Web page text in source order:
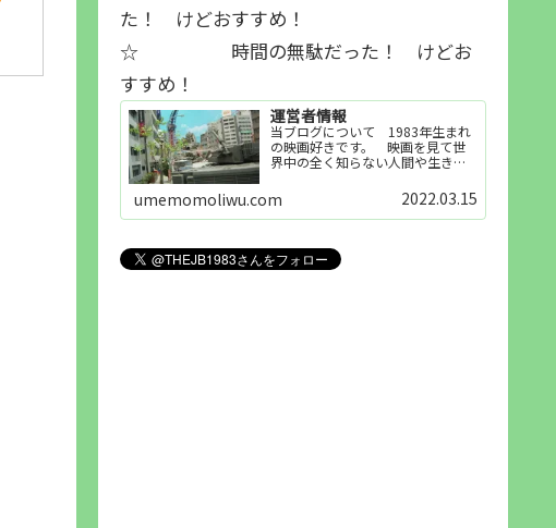
た！ けどおすすめ！
☆ 時間の無駄だった！ けどお
すすめ！
運営者情報
当ブログについて 1983年生まれ
の映画好きです。 映画を見て世
界中の全く知らない人間や生き物
世界知らない世界に触れることが
好きで映画を見てます。「映画を
見られれば幸福度を高い」とわか
umemomoliwu.com 2022.03.15